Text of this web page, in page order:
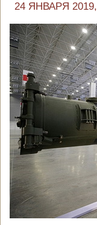
24 ЯНВАРЯ 2019,